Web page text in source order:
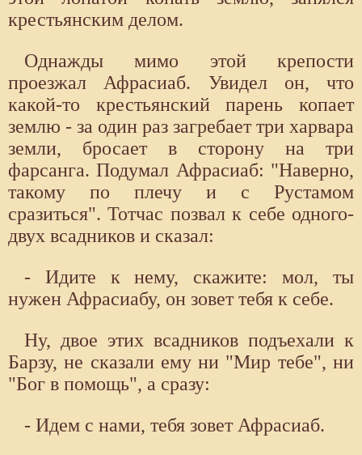
крестьянским делом.
Однажды мимо этой крепости
проезжал Афрасиаб. Увидел он, что
какой-то крестьянский парень копает
землю - за один раз загребает три харвара
земли, бросает в сторону на три
фарсанга. Подумал Афрасиаб: "Наверно,
такому по плечу и с Рустамом
сразиться". Тотчас позвал к себе одного-
двух всадников и сказал:
- Идите к нему, скажите: мол, ты
нужен Афрасиабу, он зовет тебя к себе.
Ну, двое этих всадников подъехали к
Барзу, не сказали ему ни "Мир тебе", ни
"Бог в помощь", а сразу:
- Идем с нами, тебя зовет Афрасиаб.